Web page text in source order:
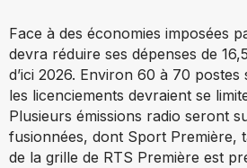
Face à des économies imposées
devra réduire ses dépenses de
d’ici 2026. Environ 60 à 70
les licenciements devraient se
Plusieurs émissions radio seront
fusionnées, dont Sport Première,
de la grille de RTS Première est